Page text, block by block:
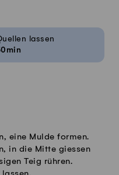
lassen
eine Mulde formen.
in die Mitte giessen
Teig rühren.